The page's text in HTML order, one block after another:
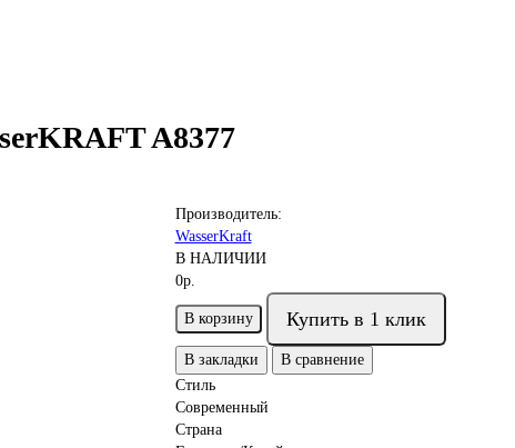
A8377
Производитель:
WasserKraft
В НАЛИЧИИ
0р.
В корзину Купить в 1 клик
В закладки
В сравнение
Стиль
Современный
Страна